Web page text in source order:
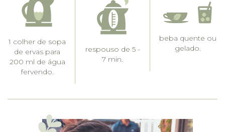
1 colher de sopa
de ervas para
200 ml de água
fervendo.
respouso de 5 -
7 min.
beba quente ou
gelado.